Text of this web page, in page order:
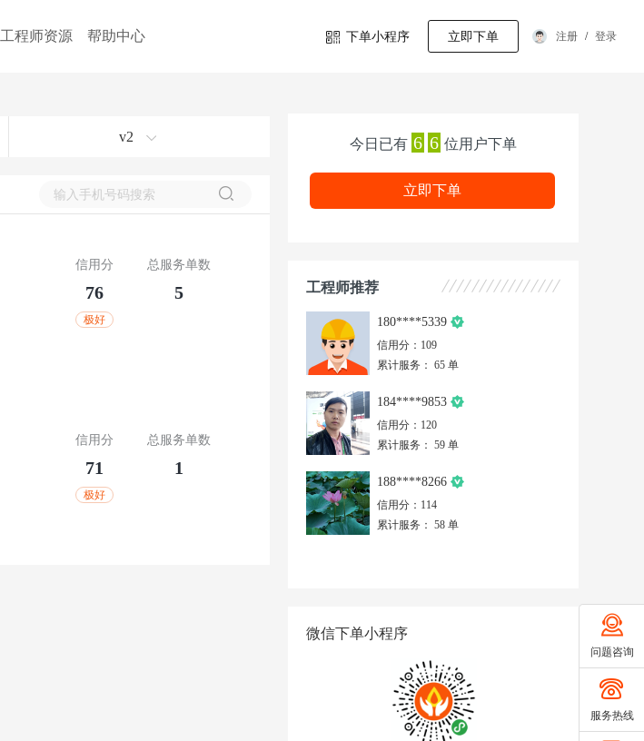
工程师资源 帮助中心 立即下单 注册 / 登录
下单小程序
v2
信用分
76
极好
总服务单数
5
信用分
71
极好
总服务单数
1
今日已有 6 6 位用户下单
立即下单
工程师推荐
180****5339
信用分：109
累计服务： 65 单
184****9853
信用分：120
累计服务： 59 单
188****8266
信用分：114
累计服务： 58 单
微信下单小程序
问题咨询
服务热线